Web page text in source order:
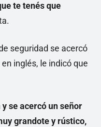
te tenés que
seguridad se acercó
inglés, le indicó que
se acercó un señor
grandote y rústico,